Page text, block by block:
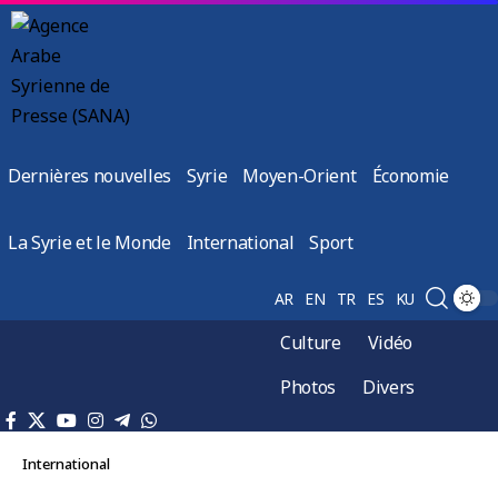
Dernières nouvelles Syrie Moyen-Orient Économie
La Syrie et le Monde International Sport
AR EN TR ES KU
Culture
Vidéo
Photos
Divers
International